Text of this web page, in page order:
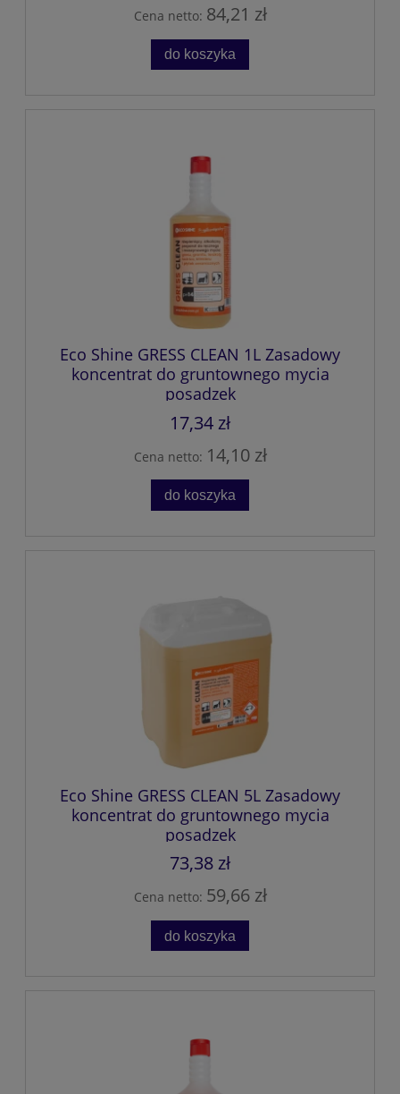
Cena netto: 84,21 zł
do koszyka
Eco Shine GRESS CLEAN 1L Zasadowy
koncentrat do gruntownego mycia
posadzek
17,34 zł
Cena netto: 14,10 zł
do koszyka
Eco Shine GRESS CLEAN 5L Zasadowy
koncentrat do gruntownego mycia
posadzek
73,38 zł
Cena netto: 59,66 zł
do koszyka